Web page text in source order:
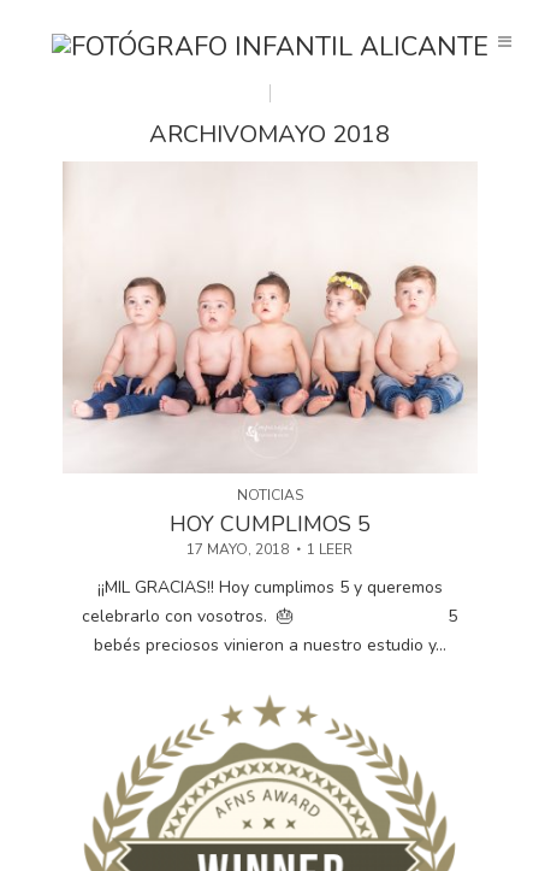
ARCHIVOMAYO 2018
NOTICIAS
HOY CUMPLIMOS 5
17 MAYO, 2018 1 LEER
¡¡MIL GRACIAS!! Hoy cumplimos 5 y queremos
celebrarlo con vosotros. 🎂 5
bebés preciosos vinieron a nuestro estudio y...